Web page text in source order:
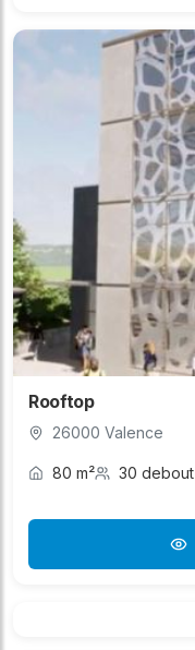
Rooftop
26000 Valence
80 m² 30 debout